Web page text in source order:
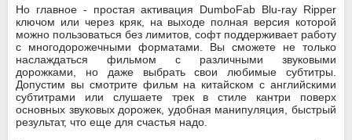
Но главное - простая активация DumboFab Blu-ray Ripper
ключом или через кряк, на выходе полная версия которой
можно пользоваться без лимитов, софт поддерживает работу
с многодорожечными форматами. Вы сможете не только
наслаждаться фильмом с различными звуковыми
дорожками, но даже выбрать свои любимые субтитры.
Допустим вы смотрите фильм на китайском с английскими
субтитрами или слушаете трек в стиле кантри поверх
основных звуковых дорожек, удобная манипуляция, быстрый
результат, что еще для счастья надо.